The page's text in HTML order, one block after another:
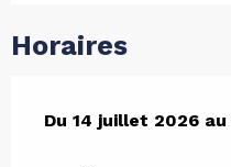
Horaires
Du 14 juillet 2026 au
Du 14 juillet 2026 au